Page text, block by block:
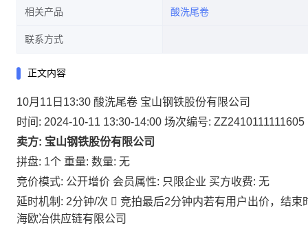
相关产品 酸洗尾卷
联系方式
正文内容
10月11日13:30 酸洗尾卷 宝山钢铁股份有限公司
时间: 2024-10-11 13:30-14:00 场次编号: ZZ2410111111605
卖方: 宝山钢铁股份有限公司
拼盘: 1个 重量: 数量: 无
竞价模式: 公开增价 会员属性: 只限企业 买方收费: 无
延时机制: 2分钟/次  竞拍最后2分钟内若有用户出价，结
海欧冶供应链有限公司